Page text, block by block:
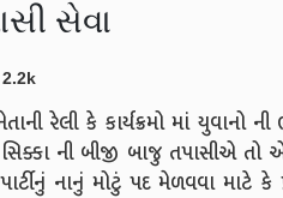
સેવા
2.2k
રેલી કે કાર્યક્રમો માં યુવાનો
ની બીજી બાજુ તપાસીએ
પાર્ટીનું નાનું મોટું પદ મેળવવા